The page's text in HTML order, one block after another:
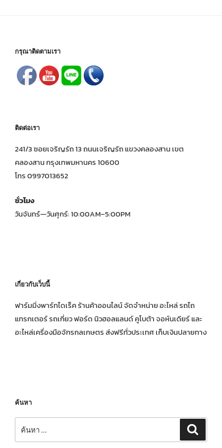
กรุณาติดตามเรา
ติดต่อเรา
241/3 ซอยเจริญรัถ 13 ถนนเจริญรัถ แขวงคลองสาน เขต
คลองสาน กรุงเทพมหานคร 10600
โทร 0997013652
ชั่วโมง
วันจันทร์—วันศุกร์: 10:00AM–5:00PM
เกี่ยวกับเว็บนี้
ฟาร์มมิ่งพาร์ทไดเร็ค ร้านค้าออนไลน์ จัดจำหน่าย อะไหล่ รถไถ
แทรกเตอร์ รถเกี่ยว ฟอร์ด นิวฮอลแลนด์ คูโบต้า จอห์นเดียร์ และ
อะไหล่เครื่องมือจักรกลเกษตร ส่งฟรีทั่วประเทศ เก็บเงินปลายทาง
ค้นหา